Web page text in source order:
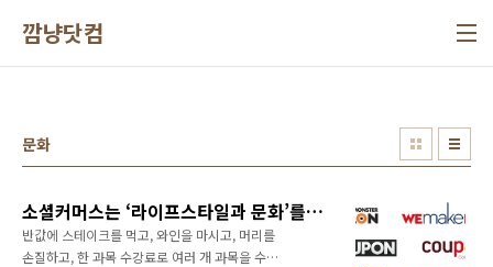
깜냥닷컴
문화
소셜커머스는 ‘라이프스타일과 문화’를 판다
반값에 스테이크를 먹고, 와인을 마시고, 머리를
손질하고, 한 과목 수강료로 여러 개 과목을 수강